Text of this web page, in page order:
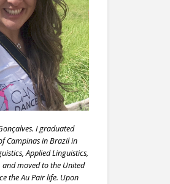
I graduated
Campinas in Brazil in
Applied Linguistics,
moved to the United
the Au Pair life. Upon